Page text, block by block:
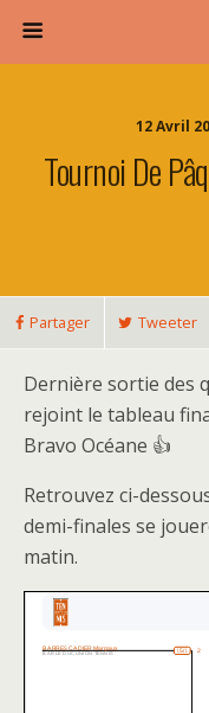
12 Avril
Tournoi De
Partager Tweeter
Dernière sortie des
rejoint le tableau
Bravo Océane 👍
Retrouvez ci-
demi-finales se
matin.